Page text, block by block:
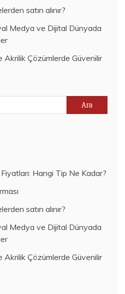
satın alınır?
Medya ve Dijital Dünyada
Akrilik Çözümlerde Güvenilir
Hangi Tip Ne Kadar?
satın alınır?
Medya ve Dijital Dünyada
Akrilik Çözümlerde Güvenilir